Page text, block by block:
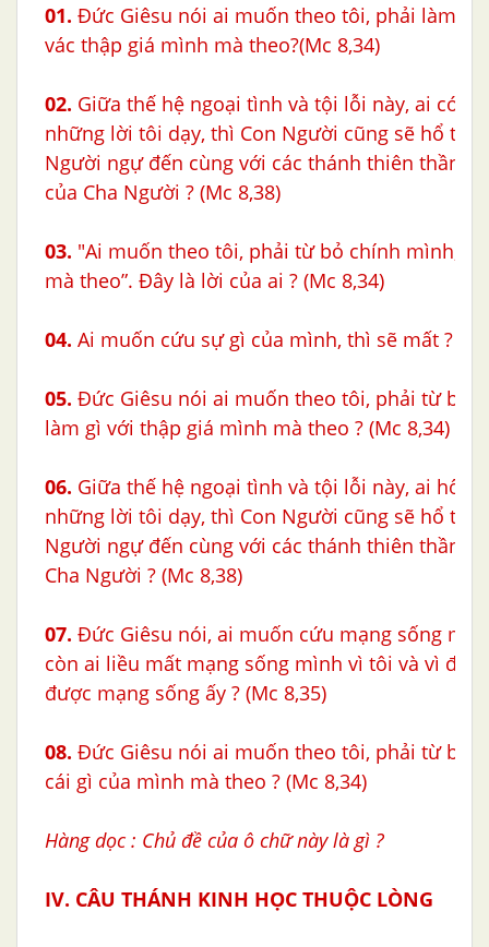
01. Đức Giêsu nói ai muốn theo tôi, phải làm gì
vác thập giá mình mà theo?(Mc 8,34)
02. Giữa thế hệ ngoại tình và tội lỗi này, ai có
những lời tôi dạy, thì Con Người cũng sẽ hổ
Người ngự đến cùng với các thánh thiên thần,
của Cha Người ? (Mc 8,38)
03. "Ai muốn theo tôi, phải từ bỏ chính mình,
mà theo”. Đây là lời của ai ? (Mc 8,34)
04. Ai muốn cứu sự gì của mình, thì sẽ mất ?
05. Đức Giêsu nói ai muốn theo tôi, phải từ bỏ
làm gì với thập giá mình mà theo ? (Mc 8,34)
06. Giữa thế hệ ngoại tình và tội lỗi này, ai hổ
những lời tôi dạy, thì Con Người cũng sẽ hổ
Người ngự đến cùng với các thánh thiên thần,
Cha Người ? (Mc 8,38)
07. Đức Giêsu nói, ai muốn cứu mạng sống
còn ai liều mất mạng sống mình vì tôi và vì
được mạng sống ấy ? (Mc 8,35)
08. Đức Giêsu nói ai muốn theo tôi, phải từ bỏ
cái gì của mình mà theo ? (Mc 8,34)
Hàng dọc : Chủ đề của ô chữ này là gì ?
IV. CÂU THÁNH KINH HỌC THUỘC LÒNG